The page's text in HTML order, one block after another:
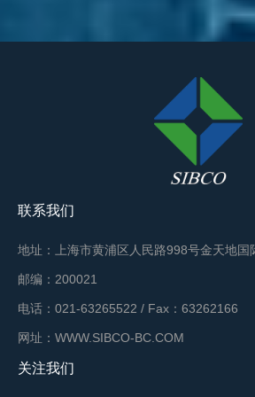
联系我们
地址：上海市黄浦区人民路998号金天地国
邮编：200021
电话：021-63265522 / Fax：63262166
网址：WWW.SIBCO-BC.COM
关注我们